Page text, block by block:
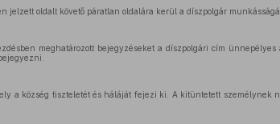
jelzett oldalt követő páratlan oldalára kerül a díszpolgár
meghatározott bejegyzéseket a díszpolgári cím
a község tiszteletét és háláját fejezi ki. A kitüntetett személynek